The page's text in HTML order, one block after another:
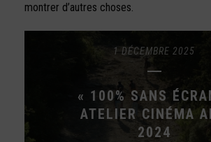
montrer d’autres choses.
1 DÉCEMBRE 2025
« 100% SANS
ATELIER CINÉMA
2024